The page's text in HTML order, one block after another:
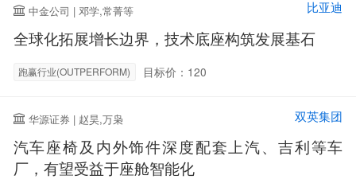
中金公司 | 邓学,常菁等 比亚迪
全球化拓展增长边界，技术底座构筑发展基石
跑赢行业(OUTPERFORM) 目标价：120
华源证券 | 赵昊,万枭 双英集团
汽车座椅及内外饰件深度配套上汽、吉利等车
厂，有望受益于座舱智能化